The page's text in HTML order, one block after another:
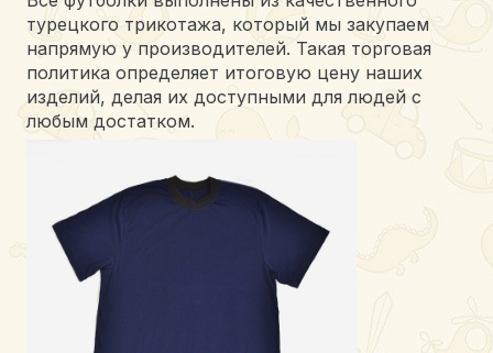
турецкого трикотажа, который мы закупаем
напрямую у производителей. Такая торговая
политика определяет итоговую цену наших
изделий, делая их доступными для людей с
любым достатком.